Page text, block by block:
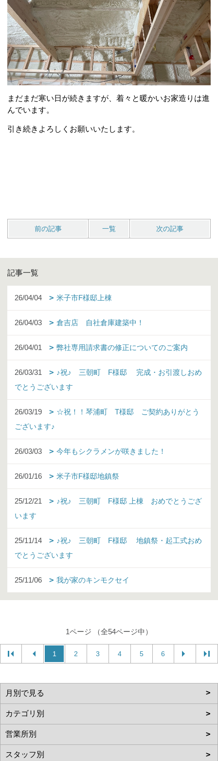
まだまだ寒い日が続きますが、着々と暖かいお家造りは進
んでいます。
引き続きよろしくお願いいたします。
前の記事 一覧 次の記事
記事一覧
26/04/04 米子市F様邸上棟
26/04/03 倉吉店 自社倉庫建築中！
26/04/01 弊社専用請求書の修正についてのご案内
26/03/31
♪祝♪ 三朝町 F様邸 完成・お引渡しおめ
でとうございます
26/03/19
☆祝！！琴浦町 T様邸 ご契約ありがとう
ございます♪
26/03/03 今年もシクラメンが咲きました！
26/01/16 米子市F様邸地鎮祭
25/12/21
♪祝♪ 三朝町 F様邸 上棟 おめでとうござ
います
25/11/14
♪祝♪ 三朝町 F様邸 地鎮祭・起工式おめ
でとうございます
25/11/06 我が家のキンモクセイ
1ページ （全54ページ中）
1 2 3 4 5 6